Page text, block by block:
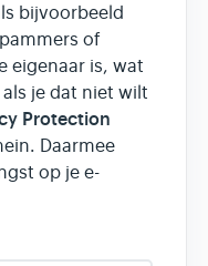
→
bijvoorbeeld
of
eigenaar is, wat
je dat niet wilt
Protection
Daarmee
op je e-